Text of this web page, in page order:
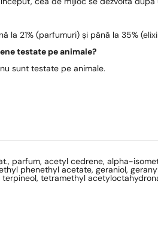
cea de mijloc se dezvoltă
la 21% (parfumuri) și până la 35%
testate pe animale?
sunt testate pe animale.
parfum, acetyl cedrene, alpha-
phenethyl acetate, geraniol,
terpineol, tetramethyl